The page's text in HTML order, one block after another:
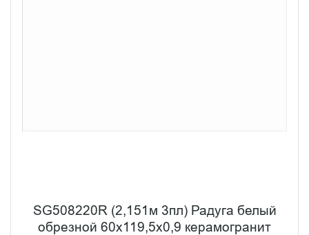
SG508220R (2,151м 3пл) Радуга белый
обрезной 60x119,5x0,9 керамогранит